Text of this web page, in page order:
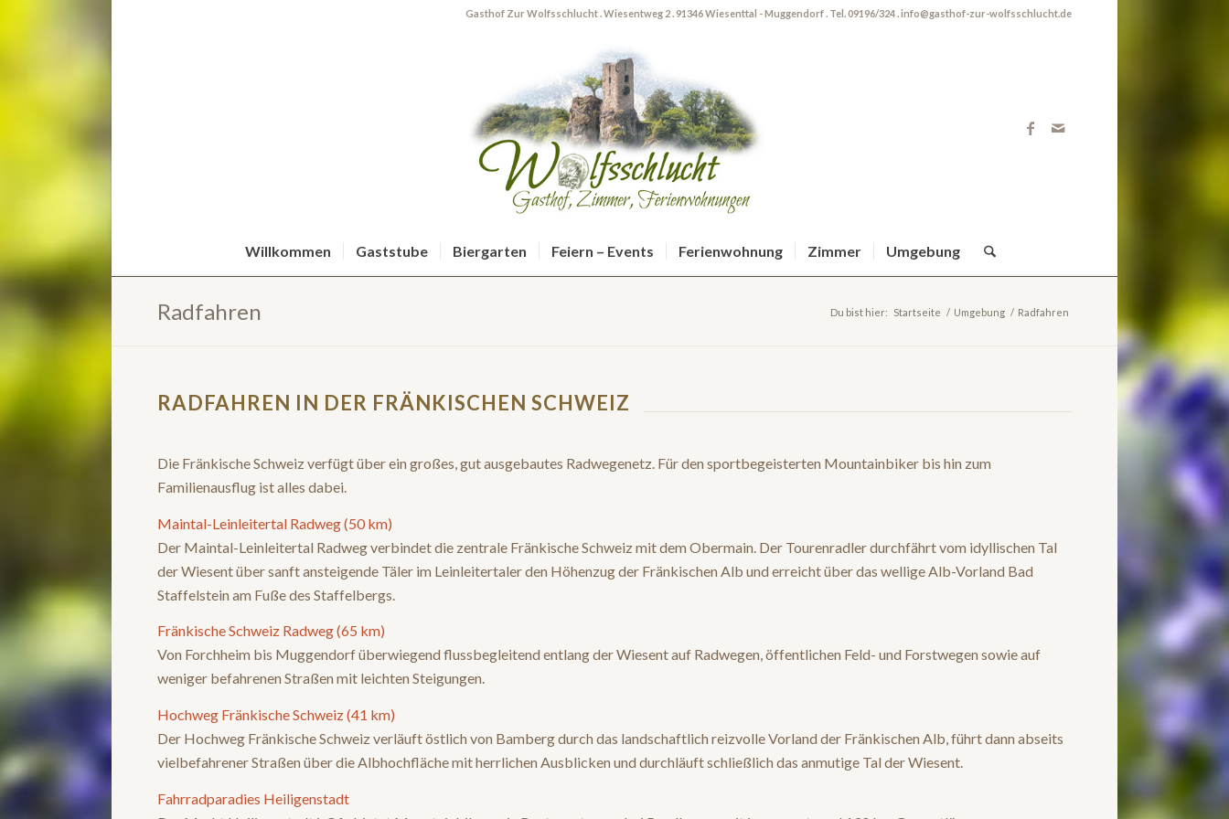
Gasthof Zur Wolfsschlucht . Wiesentweg 2 . 91346 Wiesenttal - Muggendorf . Tel. 09196/324 . info@gasthof-zur-wolfsschlucht.de
Willkommen Gaststube Biergarten Feiern – Events Ferienwohnung Zimmer Umgebung
Radfahren Du bist hier: Startseite / Umgebung / Radfahren
RADFAHREN IN DER FRÄNKISCHEN SCHWEIZ
Die Fränkische Schweiz verfügt über ein großes, gut ausgebautes Radwegenetz. Für den sportbegeisterten Mountainbiker bis hin zum
Familienausflug ist alles dabei.
Maintal-Leinleitertal Radweg (50 km)
Der Maintal-Leinleitertal Radweg verbindet die zentrale Fränkische Schweiz mit dem Obermain. Der Tourenradler durchfährt vom idyllischen Tal
der Wiesent über sanft ansteigende Täler im Leinleitertaler den Höhenzug der Fränkischen Alb und erreicht über das wellige Alb-Vorland Bad
Staffelstein am Fuße des Staffelbergs.
Fränkische Schweiz Radweg (65 km)
Von Forchheim bis Muggendorf überwiegend flussbegleitend entlang der Wiesent auf Radwegen, öffentlichen Feld- und Forstwegen sowie auf
weniger befahrenen Straßen mit leichten Steigungen.
Hochweg Fränkische Schweiz (41 km)
Der Hochweg Fränkische Schweiz verläuft östlich von Bamberg durch das landschaftlich reizvolle Vorland der Fränkischen Alb, führt dann abseits
vielbefahrener Straßen über die Albhochfläche mit herrlichen Ausblicken und durchläuft schließlich das anmutige Tal der Wiesent.
Fahrradparadies Heiligenstadt